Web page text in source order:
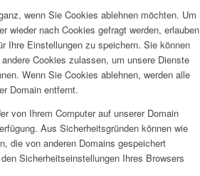
wenn Sie Cookies ablehnen möchten. Um
wieder nach Cookies gefragt werden, erlauben
Ihre Einstellungen zu speichern. Sie können
Cookies zulassen, um unsere Dienste
Wenn Sie Cookies ablehnen, werden alle
Domain entfernt.
von Ihrem Computer auf unserer Domain
Aus Sicherheitsgründen können wie
die von anderen Domains gespeichert
Sicherheitseinstellungen Ihres Browsers